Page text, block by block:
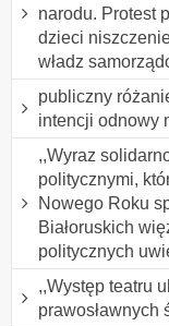
narodu. Protest
dzieci
władz
publiczny
intencji odnowy
,,Wyraz
politycznymi,
Nowego Roku
Białoruskich
politycznych
,,Występ teatru
prawosławnych